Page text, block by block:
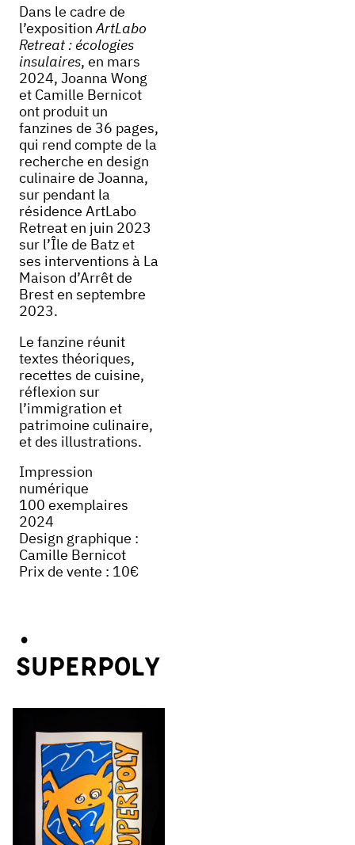
Dans le cadre de
l’expositionArtLabo
Retreat : écologies
insulaires, en mars
2024, Joanna Wong
et Camille Bernicot
ont produit un
fanzines de 36 pages,
qui rend compte de la
recherche en design
culinaire de Joanna,
sur pendant la
résidence ArtLabo
Retreat en juin 2023
sur l’Île de Batz et
ses interventions à La
Maison d’Arrêt de
Brest en septembre
2023.
Le fanzine réunit
textes théoriques,
recettes de cuisine,
réflexion sur
l’immigration et
patrimoine culinaire,
et des illustrations.
Impression
numérique
100 exemplaires
2024
Design graphique :
Camille Bernicot
Prix de vente : 10€
SUPERPOLY